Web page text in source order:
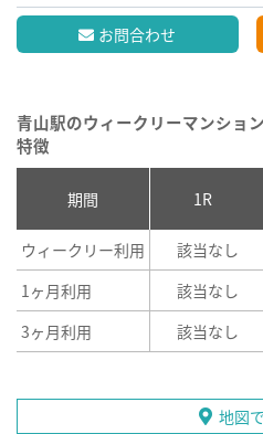
お問合わせ
青山駅のウィークリーマンショ
特徴
期間 1R
ウィークリー利用 該当なし
1ヶ月利用
該当なし
3ヶ月利用
該当なし
地図